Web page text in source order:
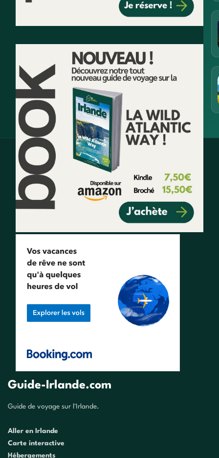
Guide-Irlande.com
Guide de voyage sur l'Irlande.
Aller en Irlande
Carte interactive
Hébergements